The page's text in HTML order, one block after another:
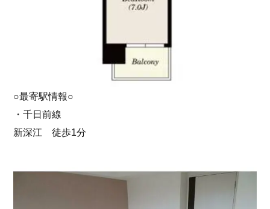
○最寄駅情報○
・千日前線
新深江 徒歩1分